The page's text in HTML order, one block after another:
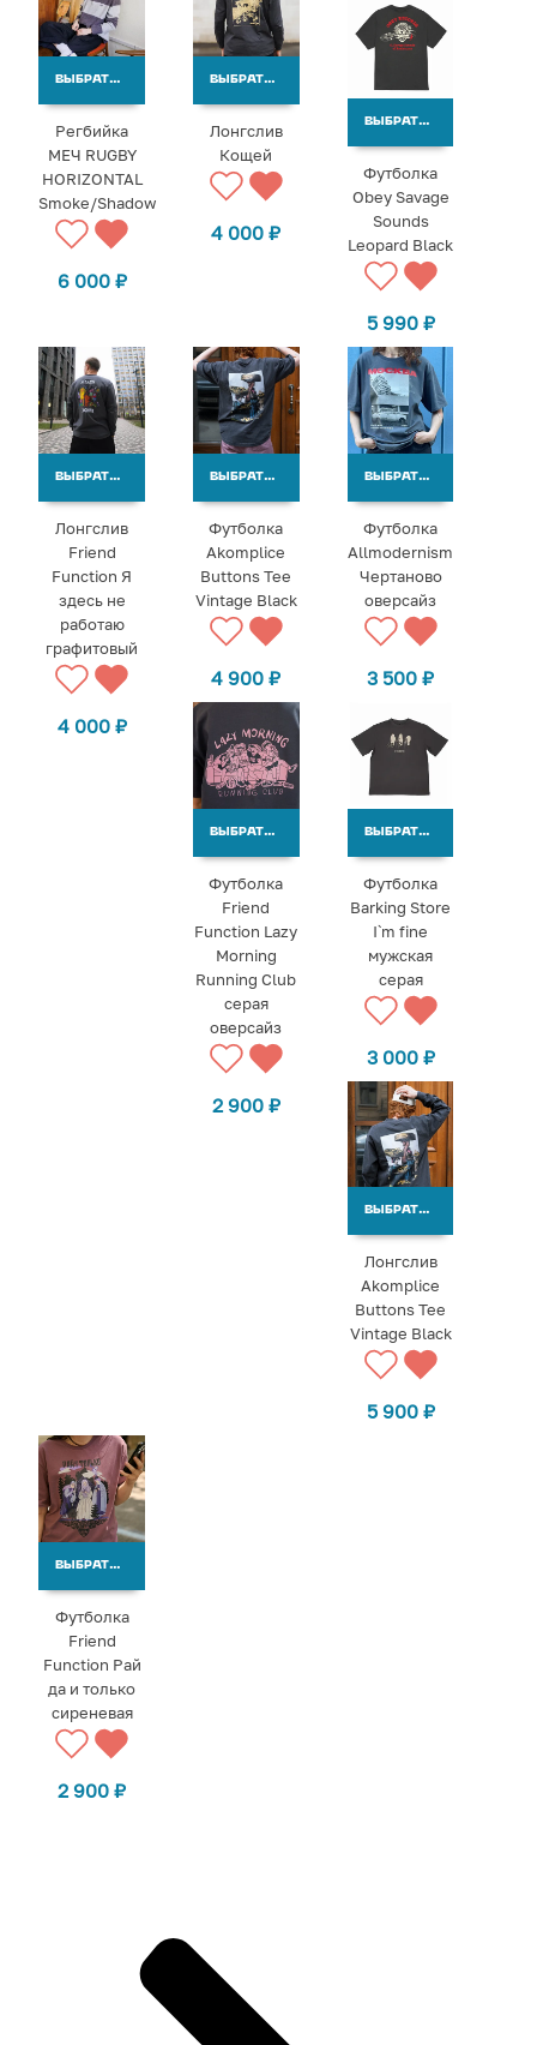
ВЫБРАТЬ ВАРИАНТЫ
Регбийка
МЕЧ RUGBY
HORIZONTAL
Smoke/Shadow
6 000 ₽
ВЫБРАТЬ ВАРИАНТЫ
Лонгслив
Кощей
4 000₽
ВЫБРАТЬ ВАРИАНТЫ
Футболка
Obey Savage
Sounds
Leopard Black
5 990 ₽
ВЫБРАТЬ ВАРИАНТЫ
Лонгслив
Friend
Function Я
здесь не
работаю
графитовый
4 000 ₽
ВЫБРАТЬ ВАРИАНТЫ
Футболка
Akomplice
Buttons Tee
Vintage Black
4 900₽
ВЫБРАТЬ ВАРИАНТЫ
Футболка
Allmodernism
Чертаново
оверсайз
3 500₽
ВЫБРАТЬ ВАРИАНТЫ
Футболка
Friend
Function Lazy
Morning
Running Club
серая
оверсайз
2 900 ₽
ВЫБРАТЬ ВАРИАНТЫ
Футболка
Barking Store
I`m fine
мужская
серая
3 000 ₽
ВЫБРАТЬ ВАРИАНТЫ
Лонгслив
Akomplice
Buttons Tee
Vintage Black
5 900 ₽
ВЫБРАТЬ ВАРИАНТЫ
Футболка
Friend
Function Рай
да и только
сиреневая
2 900₽